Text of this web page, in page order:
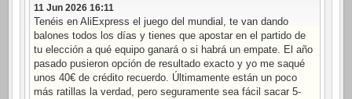
11 Jun 2026 16:11
Tenéis en AliExpress el juego del mundial, te van dando
balones todos los días y tienes que apostar en el partido de
tu elección a qué equipo ganará o si habrá un empate. El año
pasado pusieron opción de resultado exacto y yo me saqué
unos 40€ de crédito recuerdo. Últimamente están un poco
más ratillas la verdad, pero seguramente sea fácil sacar 5-